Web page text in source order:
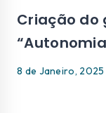
Criação do
“Autonomia
8 de Janeiro, 2025